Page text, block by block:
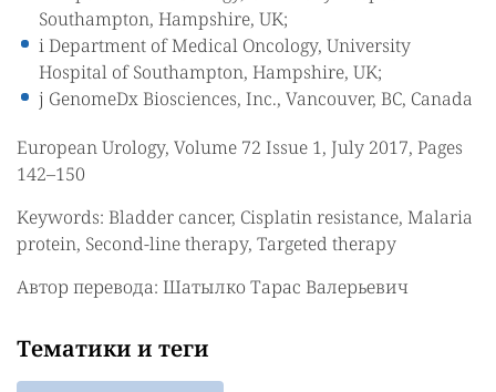
Southampton, Hampshire, UK;
i Department of Medical Oncology, University
Hospital of Southampton, Hampshire, UK;
j GenomeDx Biosciences, Inc., Vancouver, BC, Canada
European Urology, Volume 72 Issue 1, July 2017, Pages
142–150
Keywords: Bladder cancer, Cisplatin resistance, Malaria
protein, Second-line therapy, Targeted therapy
Автор перевода: Шатылко Тарас Валерьевич
Тематики и теги